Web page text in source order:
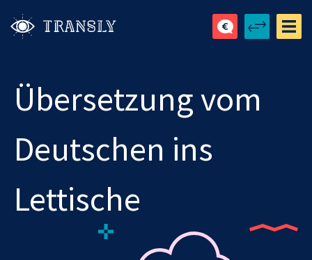
Übersetzung vom
Deutschen ins
Lettische